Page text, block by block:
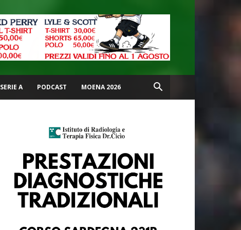
SERIE A PODCAST MOENA 2026